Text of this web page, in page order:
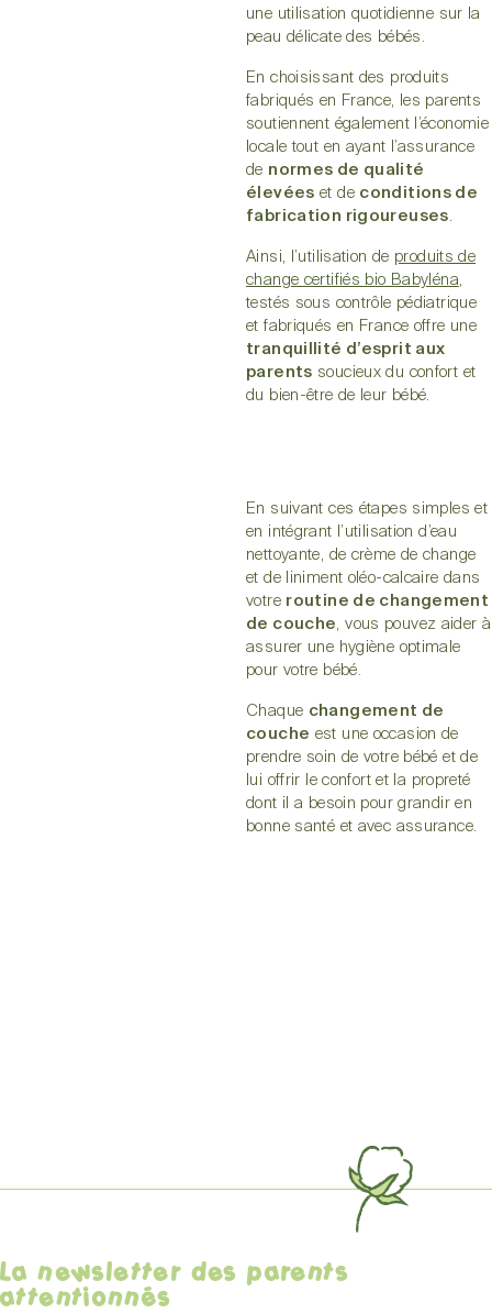
une utilisation quotidienne sur la
peau délicate des bébés.
En choisissant des produits
fabriqués en France, les parents
soutiennent également l’économie
locale tout en ayant l’assurance
de normes de qualité
élevées et de conditions de
fabrication rigoureuses
Ainsi, l’utilisation de produits de
change certifiés bio Babyléna
testés sous contrôle pédiatrique
et fabriqués en France offre une
tranquillité d’esprit aux
parents soucieux du confort et
du bien-être de leur bébé.
En suivant ces étapes simples et
en intégrant l’utilisation d’eau
nettoyante, de crème de change
et de liniment oléo-calcaire dans
votre routine de changement
de couche , vous pouvez aider à
assurer une hygiène optimale
pour votre bébé.
Chaque changement de
couche est une occasion de
prendre soin de votre bébé et de
lui offrir le confort et la propreté
dont il a besoin pour grandir en
bonne santé et avec assurance.
La newsletter des parents
attentionnés